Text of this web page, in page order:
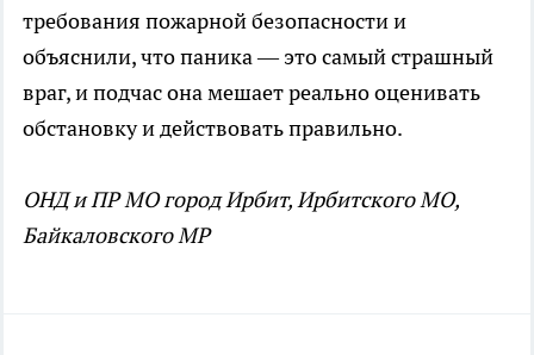
требования пожарной безопасности и
объяснили, что паника — это самый страшный
враг, и подчас она мешает реально оценивать
обстановку и действовать правильно.
ОНД и ПР МО город Ирбит, Ирбитского МО,
Байкаловского МР